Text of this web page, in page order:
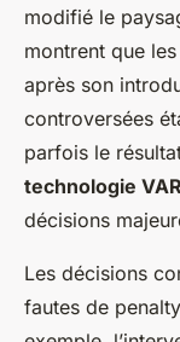
modifié le
montrent que
après son
controversées
parfois le
technologie VAR
décisions
Les décisions
fautes de